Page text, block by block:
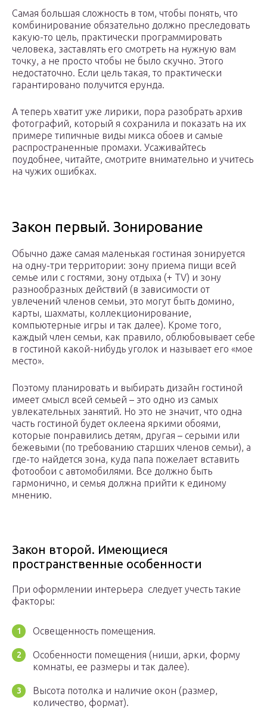
Самая большая сложность в том, чтобы понять, что
комбинирование обязательно должно преследовать
какую-то цель, практически программировать
человека, заставлять его смотреть на нужную вам
точку, а не просто чтобы не было скучно. Этого
недостаточно. Если цель такая, то практически
гарантировано получится ерунда.
А теперь хватит уже лирики, пора разобрать архив
фотографий, который я сохранила и показать на их
примере типичные виды микса обоев и самые
распространенные промахи. Усаживайтесь
поудобнее, читайте, смотрите внимательно и учитесь
на чужих ошибках.
Закон первый. Зонирование
Обычно даже самая маленькая гостиная зонируется
на одну-три территории: зону приема пищи всей
семье или с гостями, зону отдыха (+ TV) и зону
разнообразных действий (в зависимости от
увлечений членов семьи, это могут быть домино,
карты, шахматы, коллекционирование,
компьютерные игры и так далее). Кроме того,
каждый член семьи, как правило, облюбовывает себе
в гостиной какой-нибудь уголок и называет его «мое
место».
Поэтому планировать и выбирать дизайн гостиной
имеет смысл всей семьей – это одно из самых
увлекательных занятий. Но это не значит, что одна
часть гостиной будет оклеена яркими обоями,
которые понравились детям, другая – серыми или
бежевыми (по требованию старших членов семьи), а
где-то найдется зона, куда папа пожелает вставить
фотообои с автомобилями. Все должно быть
гармонично, и семья должна прийти к единому
мнению.
Закон второй. Имеющиеся
пространственные особенности
При оформлении интерьера следует учесть такие
факторы:
Освещенность помещения.
Особенности помещения (ниши, арки, форму
комнаты, ее размеры и так далее).
Высота потолка и наличие окон (размер,
количество, формат).